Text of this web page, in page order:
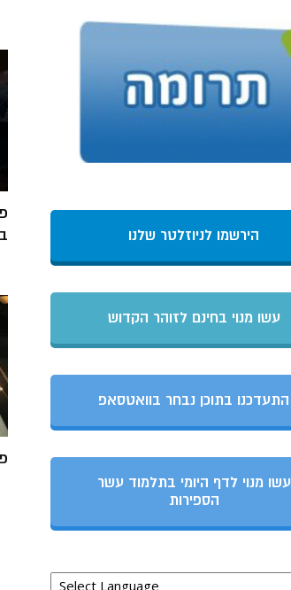
הירשמו לניוזלטר שלנו
עשו מנוי בחינם לזוהר הקדוש
התעדכנו בתוכן נבחר בוואטסאפ
עשו מנוי לדף היומי בתלמוד עשר
הספירות